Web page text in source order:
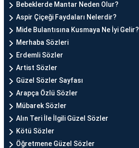
Bebeklerde Mantar Neden Olur?
Aspir Çiçeği Faydaları Nelerdir?
Mide Bulantısına Kusmaya Ne İyi Gelir?
Merhaba Sözleri
Erdemli Sözler
Artist Sözler
Güzel Sözler Sayfası
Arapça Özlü Sözler
Mübarek Sözler
Alın Teri İle İlgili Güzel Sözler
Kötü Sözler
Öğretmene Güzel Sözler